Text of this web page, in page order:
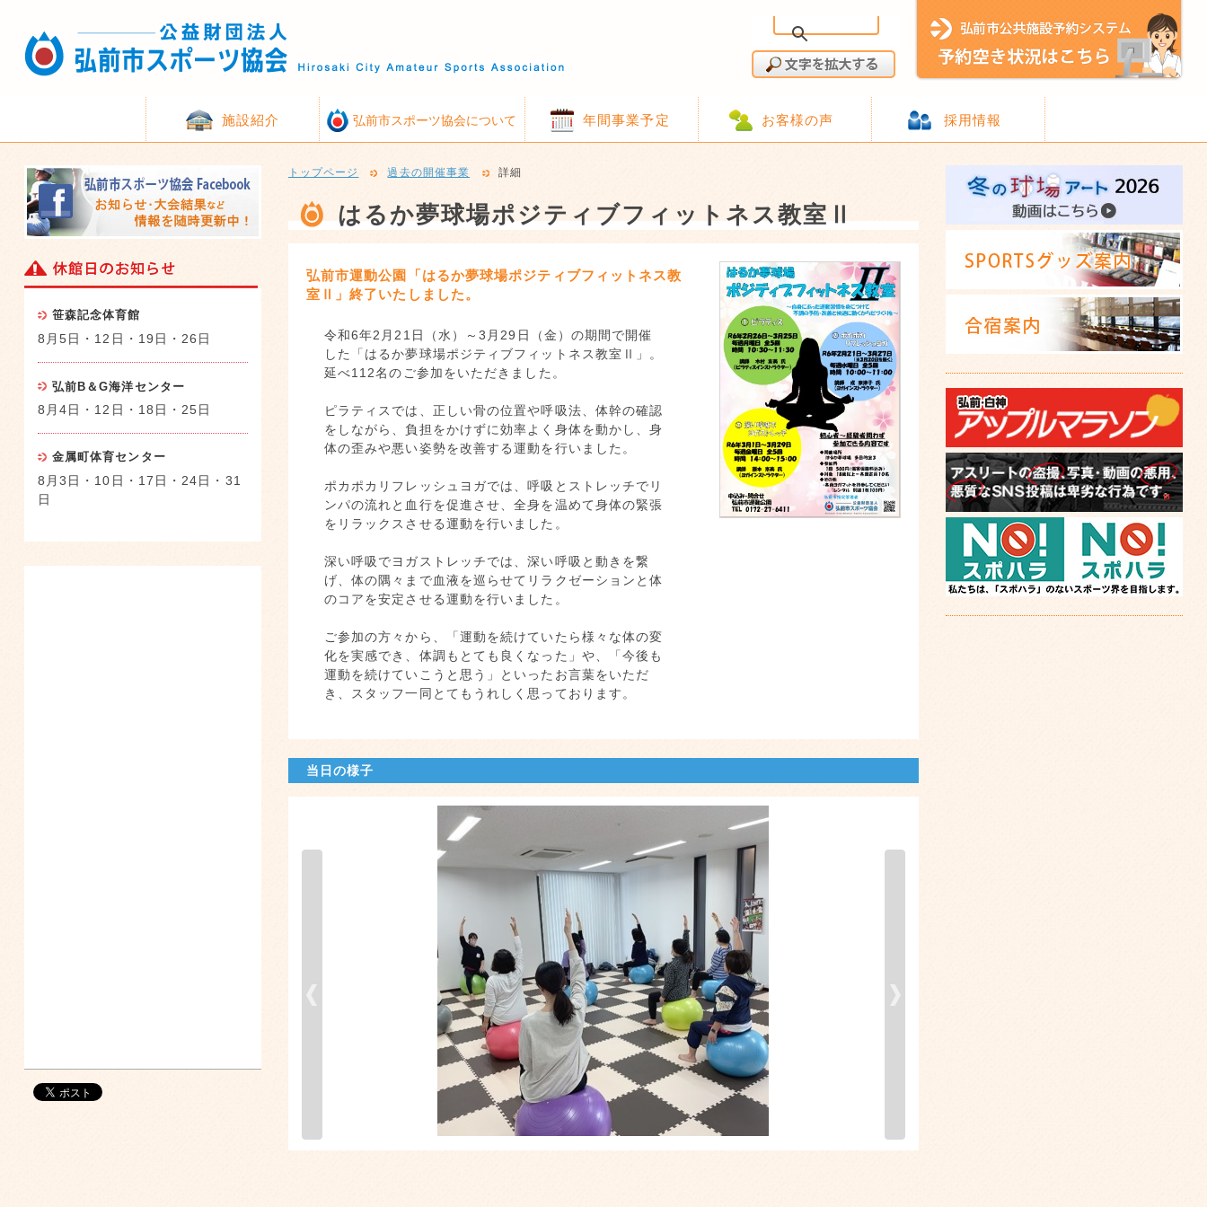
施設紹介 弘前市スポーツ協会について 年間事業予定 お客様の声 採用情報
トップページ 過去の開催事業 詳細
はるか夢球場ポジティブフィットネス教室Ⅱ
弘前市運動公園「はるか夢球場ポジティブフィットネス教
室Ⅱ」終了いたしました。
令和6年2月21日（水）～3月29日（金）の期間で開催
した「はるか夢球場ポジティブフィットネス教室Ⅱ」。
延べ112名のご参加をいただきました。
ピラティスでは、正しい骨の位置や呼吸法、体幹の確認
をしながら、負担をかけずに効率よく身体を動かし、身
体の歪みや悪い姿勢を改善する運動を行いました。
ポカポカリフレッシュヨガでは、呼吸とストレッチでリ
ンパの流れと血行を促進させ、全身を温めて身体の緊張
をリラックスさせる運動を行いました。
深い呼吸でヨガストレッチでは、深い呼吸と動きを繋
げ、体の隅々まで血液を巡らせてリラクゼーションと体
のコアを安定させる運動を行いました。
ご参加の方々から、「運動を続けていたら様々な体の変
化を実感でき、体調もとても良くなった」や、「今後も
運動を続けていこうと思う」といったお言葉をいただ
き、スタッフ一同とてもうれしく思っております。
当日の様子
笹森記念体育館
8月5日・12日・19日・26日
弘前B＆G海洋センター
8月4日・12日・18日・25日
金属町体育センター
8月3日・10日・17日・24日・31
日